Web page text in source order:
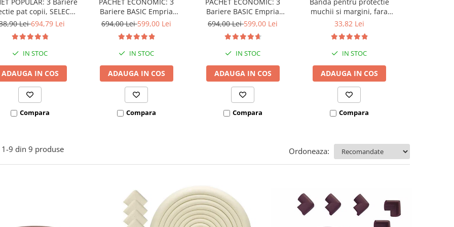
pat copii, SELECT,
160x200 cm
Lei694,79 Lei
IN STOC
ADAUGA IN COS
Compara
Bariere BASIC Empria
protectie pat 160X200 cm +
694,00 Lei599,00 Lei
IN STOC
ADAUGA IN COS
Compara
Bariere BASIC Empria
protectie pat 180X200 cm +
694,00 Lei599,00 Lei
IN STOC
ADAUGA IN COS
Compara
muchii si margini, fara
adeziv, Empria, din silicon
33,82 Lei
IN STOC
ADAUGA IN COS
Compara
1-9 din 9 produse Ordoneaza: